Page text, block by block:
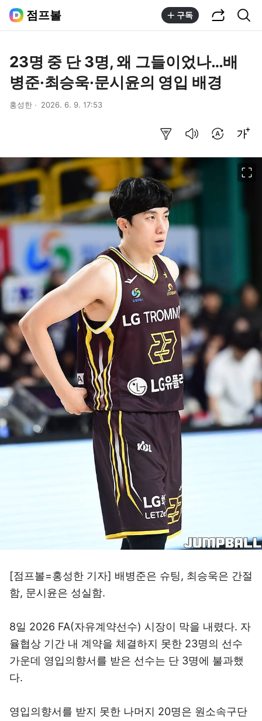
점프볼 구독
23명 중 단 3명, 왜 그들이었나…배
병준·최승욱·문시윤의 영입 배경
홍성한 2026. 6. 9. 17:53
[점프볼=홍성한 기자] 배병준은 슈팅, 최승욱은 간절
함, 문시윤은 성실함.
8일 2026 FA(자유계약선수) 시장이 막을 내렸다. 자
율협상 기간 내 계약을 체결하지 못한 23명의 선수
가운데 영입의향서를 받은 선수는 단 3명에 불과했
다.
영입의향서를 받지 못한 나머지 20명은 원소속구단